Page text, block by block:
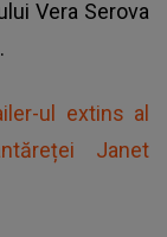
Vera Serova
ul extins al
Janet